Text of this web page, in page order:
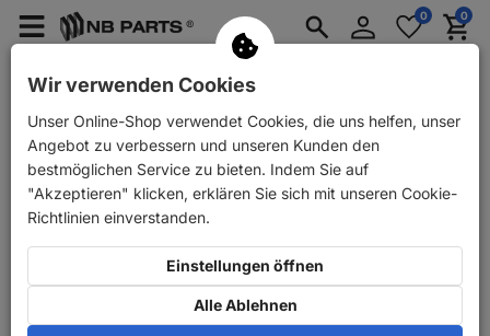
Menü
PKW Anhänger Ersatzteile
AnmeldenMerkzettel
aufklappen
0 0
Zurück PKW Ersatzteile Bremse Reparatursätze
Wir verwenden Cookies
Unser Online-Shop verwendet Cookies, die uns helfen, unser
Angebot zu verbessern und unseren Kunden den
bestmöglichen Service zu bieten. Indem Sie auf
"Akzeptieren" klicken, erklären Sie sich mit unseren Cookie-
Richtlinien einverstanden.
Einstellungen öffnen
Alle Ablehnen